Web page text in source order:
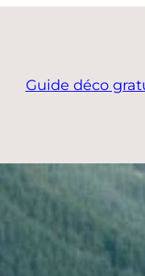
Guide déco